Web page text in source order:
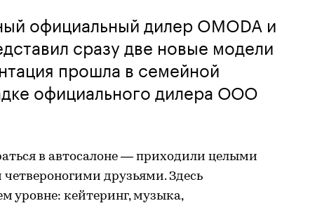
официальный дилер OMODA и
сразу две новые модели
прошла в семейной
официального дилера ООО
в автосалоне — приходили целыми
друзьями. Здесь
уровне: кейтеринг, музыка,